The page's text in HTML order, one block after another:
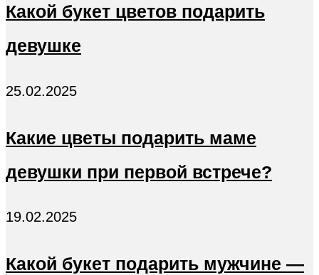
Какой букет цветов подарить
девушке
25.02.2025
Какие цветы подарить маме
девушки при первой встрече?
19.02.2025
Какой букет подарить мужчине —